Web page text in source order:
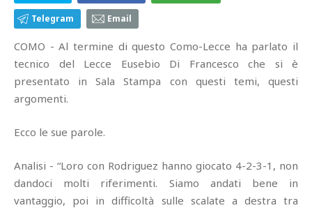
Telegram Email
COMO - Al termine di questo Como-Lecce ha parlato il
tecnico del Lecce Eusebio Di Francesco che si è
presentato in Sala Stampa con questi temi, questi
argomenti.
Ecco le sue parole.
Analisi - “Loro con Rodriguez hanno giocato 4-2-3-1, non
dandoci molti riferimenti. Siamo andati bene in
vantaggio, poi in difficoltà sulle scalate a destra tra